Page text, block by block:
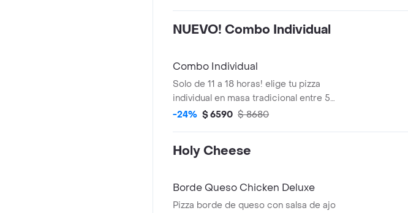
NUEVO! Combo Individual
Combo Individual
Solo de 11 a 18 horas! elige tu pizza
individual en masa tradicional entre 5
variedades + coca cola 350 cc. no incluye
-24% $ 6590 $ 8680
Holy Cheese
Borde Queso Chicken Deluxe
Pizza borde de queso con salsa de ajo